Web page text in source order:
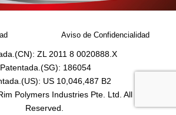
Aviso de Confidencialidad
ZL 2011 8 0020888.X
186054
US 10,046,487 B2
Polymers Industries Pte. Ltd. All Rights
Reserved.